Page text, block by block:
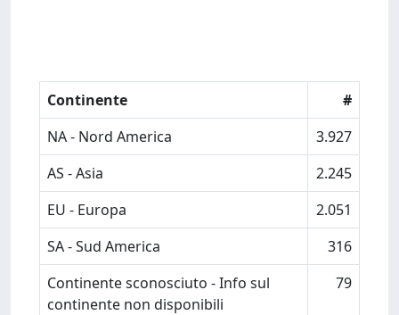
Continente
#
NA - Nord America
3.927
AS - Asia
2.245
EU - Europa
2.051
SA - Sud America
316
Continente sconosciuto - Info sul
continente non disponibili
79